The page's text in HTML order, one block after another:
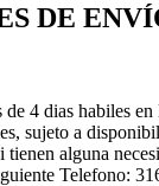
DE
de 4 dias habiles
sujeto a
alguna
Telefono: